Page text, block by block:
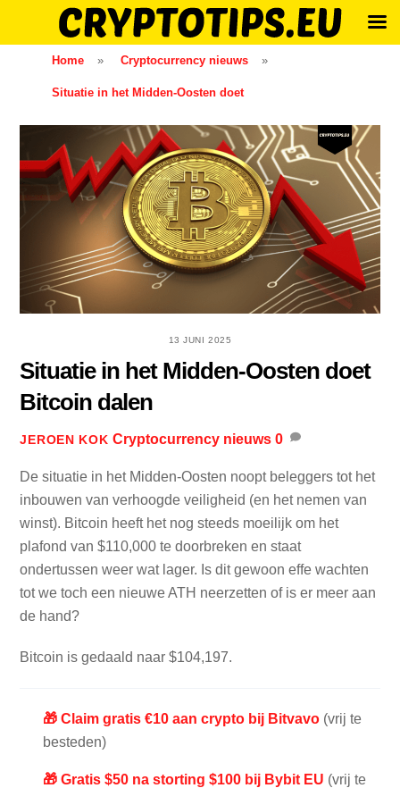
Home » Cryptocurrency nieuws »
Situatie in het Midden-Oosten doet
13 JUNI 2025
Situatie in het Midden-Oosten doet
Bitcoin dalen
JEROEN KOK Cryptocurrency nieuws 0
De situatie in het Midden-Oosten noopt beleggers tot het
inbouwen van verhoogde veiligheid (en het nemen van
winst). Bitcoin heeft het nog steeds moeilijk om het
plafond van $110,000 te doorbreken en staat
ondertussen weer wat lager. Is dit gewoon effe wachten
tot we toch een nieuwe ATH neerzetten of is er meer aan
de hand?
Bitcoin is gedaald naar $104,197.
🎁 Claim gratis €10 aan crypto bij Bitvavo (vrij te
besteden)
🎁 Gratis $50 na storting $100 bij Bybit EU (vrij te